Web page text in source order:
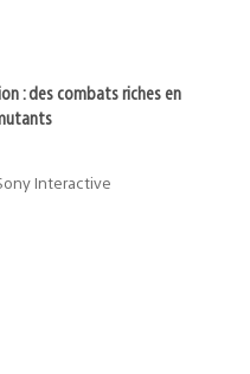
: des combats riches en
Interactive